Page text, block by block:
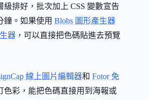
排好，批次加上 CSS 變數宣告
鐘。如果使用 Blobs 圖形產生器
器 ，可以直接把色碼貼進去預覽
線上圖片編輯器和 Fotor 免
色彩，能把色碼直接用到海報或